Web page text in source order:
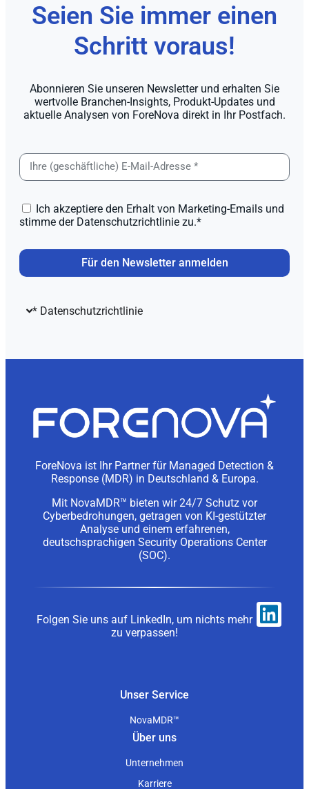
Seien Sie immer einen
Schritt voraus!
Abonnieren Sie unseren Newsletter und erhalten Sie
wertvolle Branchen-Insights, Produkt-Updates und
aktuelle Analysen von ForeNova direkt in Ihr Postfach.
Ich akzeptiere den Erhalt von Marketing-Emails und
stimme der Datenschutzrichtlinie zu.*
Für den Newsletter anmelden
* Datenschutzrichtlinie
ForeNova ist Ihr Partner für Managed Detection &
Response (MDR) in Deutschland & Europa.
Mit NovaMDR™ bieten wir 24/7 Schutz vor
Cyberbedrohungen, getragen von KI-gestützter
Analyse und einem erfahrenen,
deutschsprachigen Security Operations Center
(SOC).
Folgen Sie uns auf LinkedIn, um nichts mehr
zu verpassen!
Unser Service
NovaMDR™
Über uns
Unternehmen
Karriere